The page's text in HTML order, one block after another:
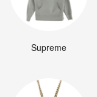
Supreme